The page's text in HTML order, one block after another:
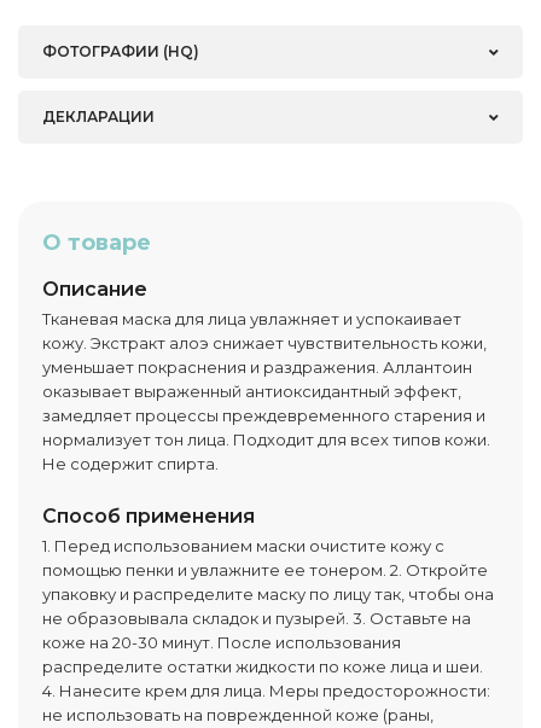
ФОТОГРАФИИ (HQ)
ДЕКЛАРАЦИИ
О товаре
Описание
Тканевая маска для лица увлажняет и успокаивает
кожу. Экстракт алоэ снижает чувствительность кожи,
уменьшает покраснения и раздражения. Аллантоин
оказывает выраженный антиоксидантный эффект,
замедляет процессы преждевременного старения и
нормализует тон лица. Подходит для всех типов кожи.
Не содержит спирта.
Способ применения
1. Перед использованием маски очистите кожу с
помощью пенки и увлажните ее тонером. 2. Откройте
упаковку и распределите маску по лицу так, чтобы она
не образовывала складок и пузырей. 3. Оставьте на
коже на 20-30 минут. После использования
распределите остатки жидкости по коже лица и шеи.
4. Нанесите крем для лица. Меры предосторожности:
не использовать на поврежденной коже (раны,